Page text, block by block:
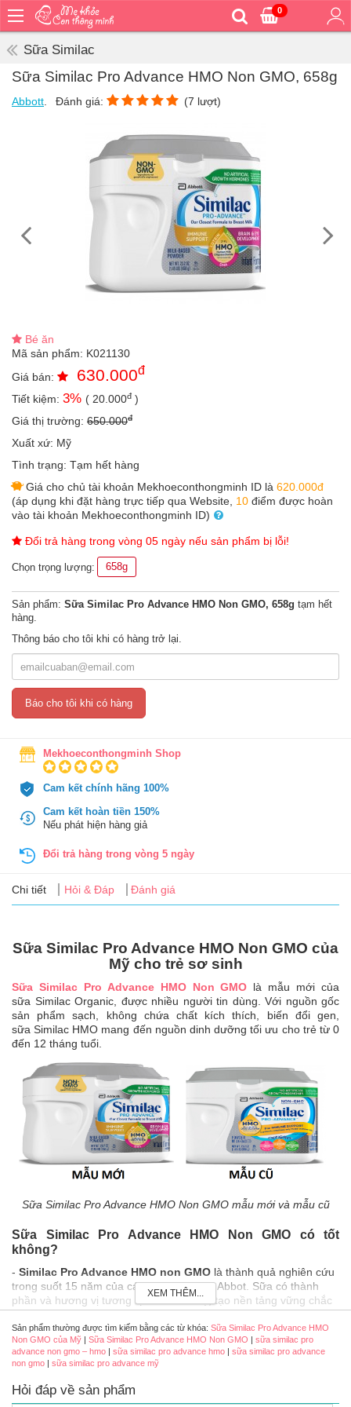
0
Bé
ăn
Bé
khỏe
&
toàn
Bé
tắm
Bé
chơi
học
Dành
mẹ
Dành
bố
dùng
trong
nhà
Tin
FAQ
Sữa Similac
Sữa Similac Pro Advance HMO Non GMO, 658g
Abbott Đánh giá: (7 lượt)
Bé ăn
Mã sản phẩm: K021130
Giá bán:
630.000đ
Tiết kiệm: 3% ( 20.000đ )
Giá thị trường: 650.000đ
Xuất xứ: Mỹ
Tình trạng: Tạm hết hàng
Giá cho chủ tài khoản Mekhoeconthongminh ID là 620.000đ
(áp dụng khi đặt hàng trực tiếp qua Website, 10 điểm được hoàn
vào tài khoản Mekhoeconthongminh ID)
Đổi trả hàng trong vòng 05 ngày nếu sản phẩm bị lỗi!
Chọn trọng lượng: 658g
Sản phẩm: Sữa Similac Pro Advance HMO Non GMO, 658g tạm hết
hàng.
Thông báo cho tôi khi có hàng trở lại.
Báo cho tôi khi có hàng
Mekhoeconthongminh Shop
Cam kết chính hãng 100%
Cam kết hoàn tiền 150%
Nếu phát hiện hàng giả
Đổi trả hàng trong vòng 5 ngày
Chi tiết Hỏi & Đáp Đánh giá
Sữa Similac Pro Advance HMO Non GMO của
Mỹ cho trẻ sơ sinh
Sữa Similac Pro Advance HMO Non GMO là mẫu mới của
sữa Similac Organic, được nhiều người tin dùng. Với nguồn gốc
sản phẩm sạch, không chứa chất kích thích, biến đổi gen,
sữa Similac HMO mang đến nguồn dinh dưỡng tối ưu cho trẻ từ 0
đến 12 tháng tuổi.
Sữa Similac Pro Advance HMO Non GMO mẫu mới và mẫu cũ
Sữa Similac Pro Advance HMO Non GMO có tốt
không?
- Similac Pro Advance HMO non GMO là thành quả nghiên cứu
trong suốt 15 năm của các nhà khoa học Abbot. Sữa có thành
phần và hương vị tương tự như sữa mẹ, tạo nền tảng vững chắc
nhất cho bé trong năm đầu đời sau khi sinh
- Thành phần chính 2’FL HMO hay còn được gọi tắt là HMO giúp
hỗ trợ tối ưu hệ thống miễn dịch của bé. Sữa Similac Pro Advance
Non GMO – HMO là loại sữa đầu tiên và duy nhất có thành phần
quyết định hoạt động miễn dịch cũng như duy trì hệ miễn dịch
XEM THÊM...
Sản phẩm thường được tìm kiếm bằng các từ khóa: Sữa Similac Pro Advance HMO
Non GMO của Mỹ | Sữa Similac Pro Advance HMO Non GMO | sữa similac pro
advance non gmo – hmo | sữa similac pro advance hmo | sữa similac pro advance
non gmo | sữa similac pro advance mỹ
Hỏi đáp về sản phẩm